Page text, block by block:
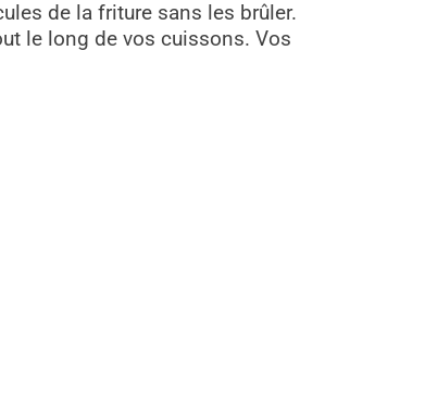
de la friture sans les brûler.
le long de vos cuissons. Vos